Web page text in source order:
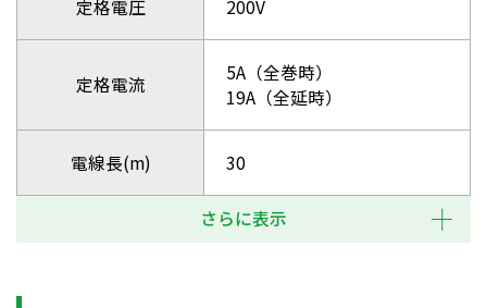
定格電圧 200V
定格電流
5A（全巻時）
19A（全延時）
電線長(m) 30
さらに表示